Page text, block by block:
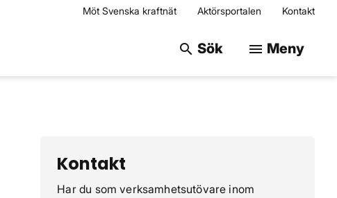
Möt Svenska kraftnät Aktörsportalen Kontakt
search Sök Sök på
menu Meny
Kontakt
Har du som verksamhetsutövare inom